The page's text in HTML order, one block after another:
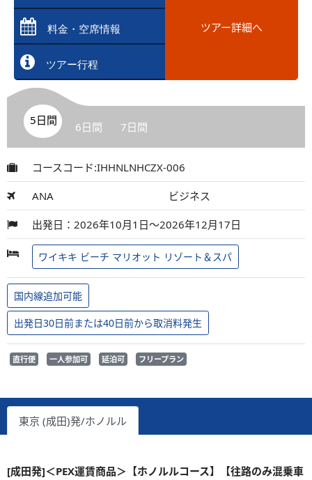
料金・空席情報
ツアー行程
ツアー詳細へ
5日間 6日間 7日間
コースコード:IHHNLNHCZX-006
ANA ビジネス
出発日：2026年10月1日～2026年12月17日
ワイキキ ビーチ マリオット リゾート＆スパ
国内線追加可能
出発日30日前または40日前から取消料発生
直行便 一人参加可 延泊可 フリープラン
東京 (成田)発/ホノルル
[成田発]＜PEX運賃商品＞【ホノルルコース】【往路のみ混乗車